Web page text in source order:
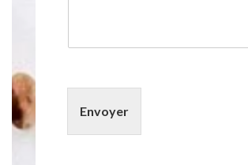
Envoyer